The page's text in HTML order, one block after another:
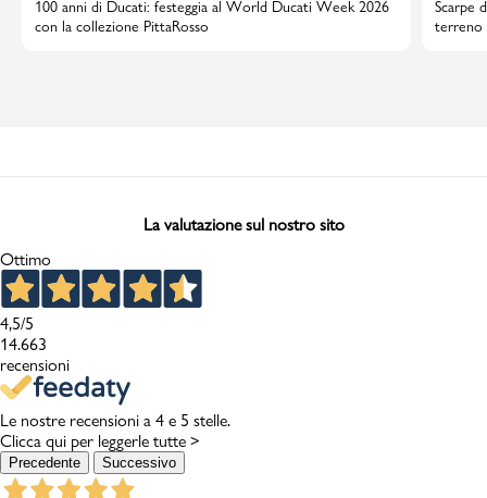
100 anni di Ducati: festeggia al World Ducati Week 2026
con la collezione PittaRosso
Scarpe
terreno
La valutazione sul nostro sito
Ottimo
4,5/5
14.663
recensioni
Le nostre recensioni a 4 e 5 stelle.
Clicca qui per leggerle tutte >
Precedente Successivo